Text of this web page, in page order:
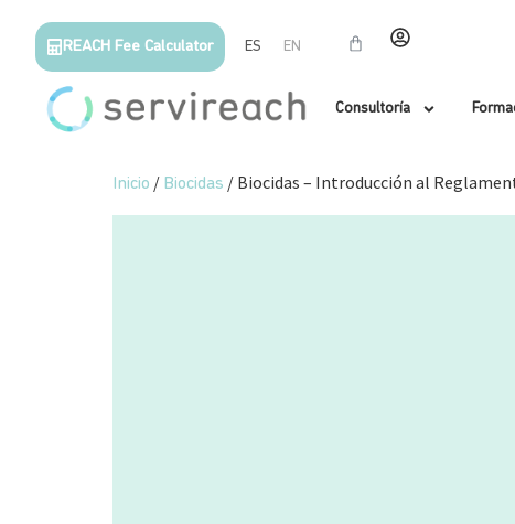
REACH Fee Calculator ES EN
Consultoría
Inicio / Biocidas / Biocidas – Introducción al